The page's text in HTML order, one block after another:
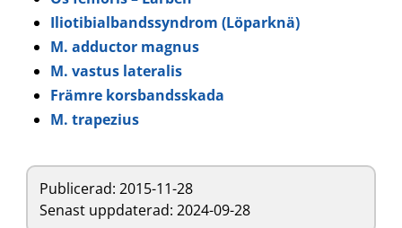
Iliotibialbandssyndrom (Löparknä)
M. adductor magnus
M. vastus lateralis
Främre korsbandsskada
M. trapezius
Publicerad:2015-11-28
Senast uppdaterad: 2024-09-28